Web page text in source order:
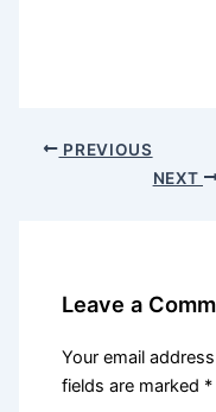
PREVIOUS
NEXT
Leave a
Your email
fields are marked *